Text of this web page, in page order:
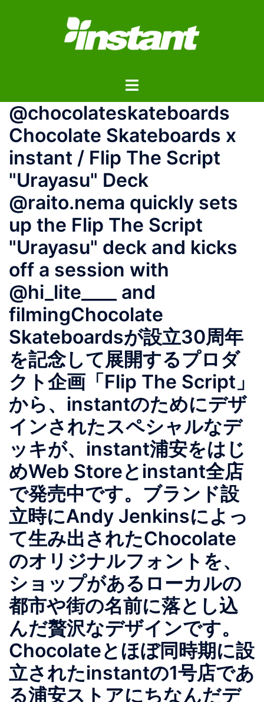
ス
ト
ル
ニ
@chocolateskateboards
Chocolate Skateboards x
instant / Flip The Script
"Urayasu" Deck
@raito.nema quickly sets
up the Flip The Script
"Urayasu" deck and kicks
off a session with
@hi_lite____ and
filmingChocolate
Skateboardsが設立30周年
を記念して展開するプロダ
クト企画「Flip The Script」
から、instantのためにデザ
インされたスペシャルなデ
ッキが、instant浦安をはじ
めWeb Storeとinstant全店
で発売中です。ブランド設
立時にAndy Jenkinsによっ
て生み出されたChocolate
のオリジナルフォントを、
ショップがあるローカルの
都市や街の名前に落とし込
んだ贅沢なデザインです。
Chocolateとほぼ同時期に設
立されたinstantの1号店であ
る浦安ストアにちなんだデ